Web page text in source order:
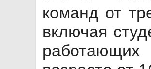
команд от
включая
работающих